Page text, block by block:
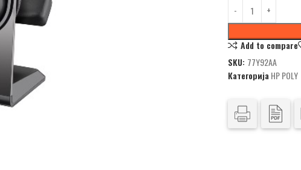
Add to compare
SKU: 77Y92AA
Категорија HP POLY